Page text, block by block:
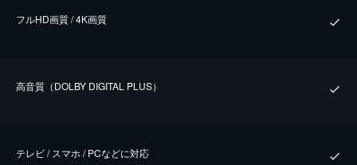
フルHD画質 / 4K画質
⾼⾳質（DOLBY DIGITAL PLUS）
テレビ / スマホ / PCなどに対応